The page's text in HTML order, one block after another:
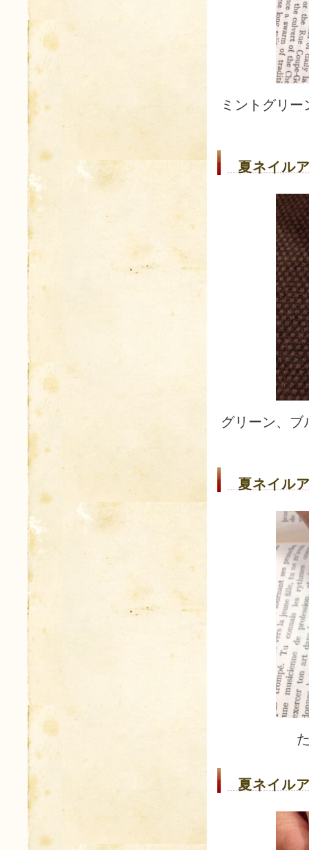
ミントグリ
夏ネイル
グリーン、ブ
夏ネイル
夏ネイル